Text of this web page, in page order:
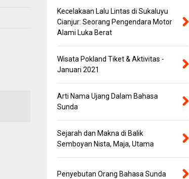
Kecelakaan Lalu Lintas di Sukaluyu
Cianjur: Seorang Pengendara Motor
Alami Luka Berat
Wisata Pokland Tiket & Aktivitas -
Januari 2021
Arti Nama Ujang Dalam Bahasa
Sunda
Sejarah dan Makna di Balik
Semboyan Nista, Maja, Utama
Penyebutan Orang Bahasa Sunda